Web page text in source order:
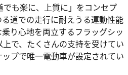
も楽に、上質に」をコンセプ
道での走行に耐えうる運動性能
り心地を両立するフラッグシッ
で、たくさんの支持を受けてい
プで唯一電動車が設定されてい